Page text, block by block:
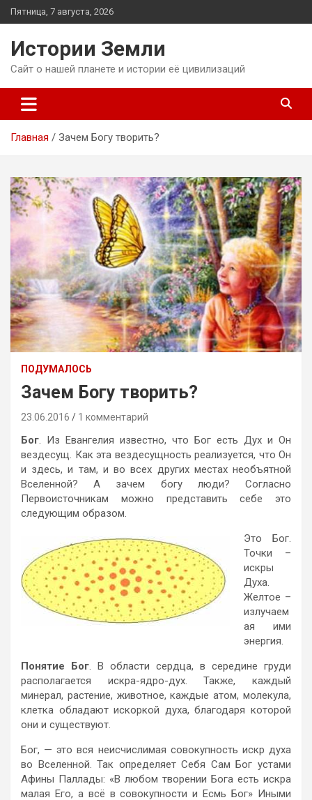
Перейти
к
Пятница, 7 августа, 2026
Истории Земли
Сайт о нашей планете и истории её цивилизаций
Главная Зачем Богу творить?
ПОДУМАЛОСЬ
Зачем Богу творить?
23.06.2016 1 комментарий
Бог. Из Евангелия известно, что Бог есть Дух и Он
вездесущ. Как эта вездесущность реализуется, что Он
и здесь, и там, и во всех других местах необъятной
Вселенной? А зачем богу люди? Согласно
Первоисточникам можно представить себе это
следующим образом.
Это Бог.
Точки –
искры
Духа.
Желтое –
излучаем
ая ими
энергия.
Понятие Бог. В области сердца, в середине груди
располагается искра-ядро-дух. Также, каждый
минерал, растение, животное, каждые атом, молекула,
клетка обладают искоркой духа, благодаря которой
они и существуют.
Бог, — это вся неисчислимая совокупность искр духа
во Вселенной. Так определяет Себя Сам Бог устами
Афины Паллады: «В любом творении Бога есть искра
малая Его, а всё в совокупности и Есмь Бог» Иными